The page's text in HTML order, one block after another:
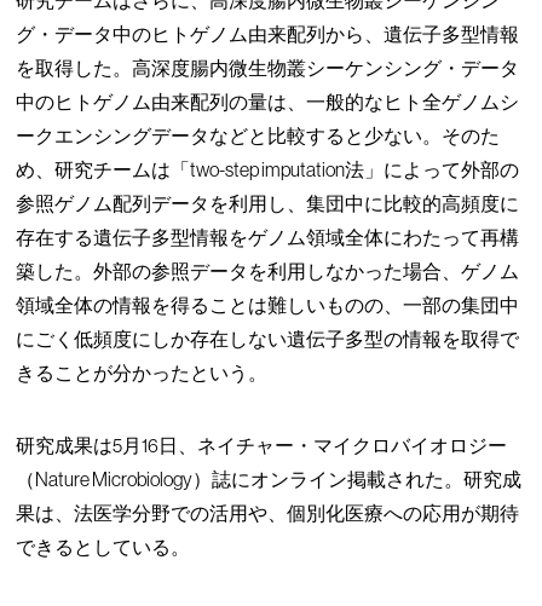
グ・データ中のヒトゲノム由来配列から、遺伝子多型情報
を取得した。高深度腸内微生物叢シーケンシング・データ
中のヒトゲノム由来配列の量は、一般的なヒト全ゲノムシ
ークエンシングデータなどと比較すると少ない。そのた
め、研究チームは「two-step imputation法」によって外部の
参照ゲノム配列データを利用し、集団中に比較的高頻度に
存在する遺伝子多型情報をゲノム領域全体にわたって再構
築した。外部の参照データを利用しなかった場合、ゲノム
領域全体の情報を得ることは難しいものの、一部の集団中
にごく低頻度にしか存在しない遺伝子多型の情報を取得で
きることが分かったという。
研究成果は5月16日、ネイチャー・マイクロバイオロジー
（Nature Microbiology）誌にオンライン掲載された。研究成
果は、法医学分野での活用や、個別化医療への応用が期待
できるとしている。